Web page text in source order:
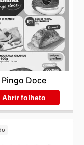
Pingo Doce
Abrir folheto